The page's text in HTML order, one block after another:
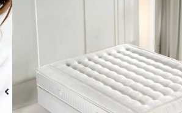
Colchón S-Grafeno